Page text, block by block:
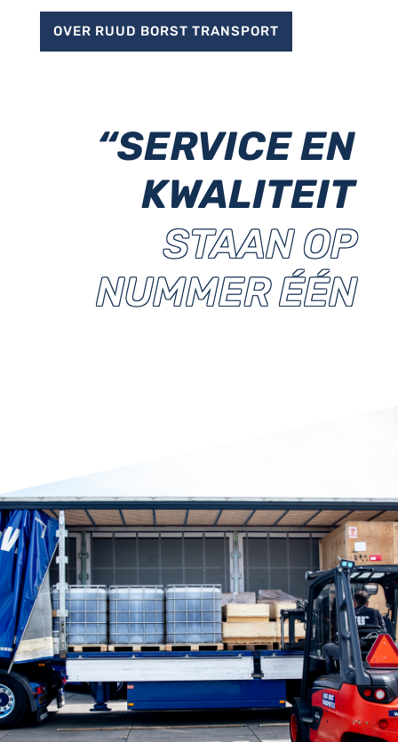
OVER RUUD BORST TRANSPORT
“SERVICE EN
KWALITEIT
STAAN OP
NUMMER ÉÉN